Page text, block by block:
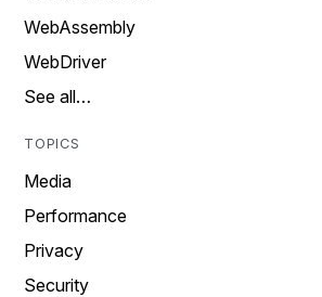
WebAssembly
WebDriver
See all…
TOPICS
Media
Performance
Privacy
Security